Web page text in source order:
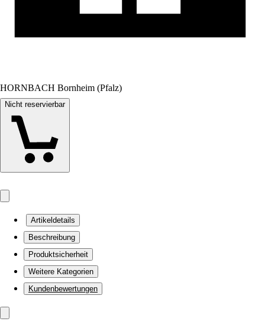
HORNBACH Bornheim (Pfalz)
Nicht reservierbar
Artikeldetails
Beschreibung
Produktsicherheit
Weitere Kategorien
Kundenbewertungen